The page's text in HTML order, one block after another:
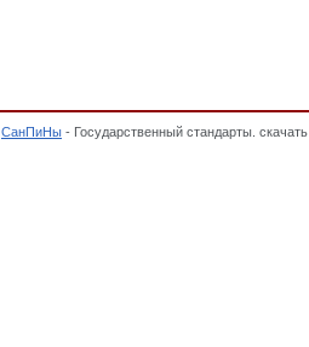
СанПиНы - Государственный стандарты. скачать